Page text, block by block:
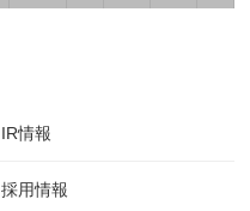
IR情報
採用情報